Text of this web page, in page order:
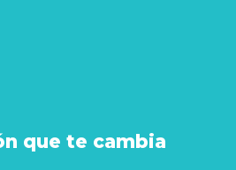
que te cambia